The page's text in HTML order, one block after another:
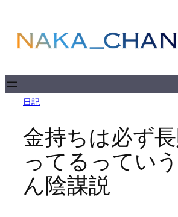
キ
日記
金持ちは必ず
ってるってい
ん陰謀説